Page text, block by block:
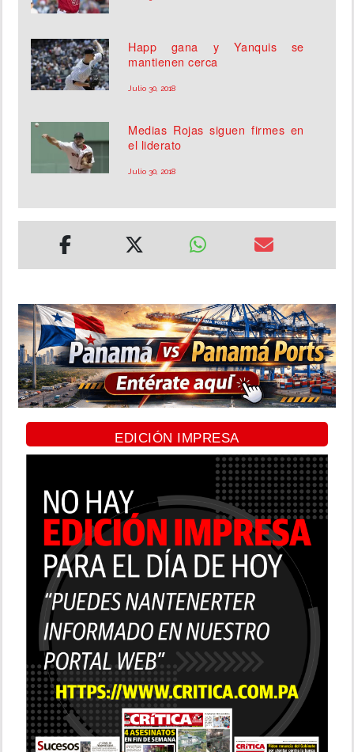
Happ gana y Yanquis se
mantienen cerca
Julio 30, 2018
Medias Rojas siguen firmes en
el liderato
Julio 30, 2018
EDICIÓN IMPRESA